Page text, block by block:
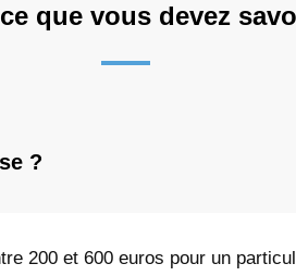
que vous devez
?
200 et 600 euros pour un